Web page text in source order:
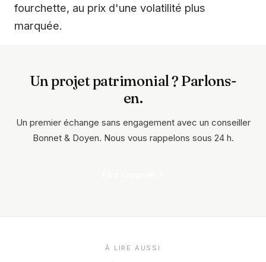
fourchette, au prix d'une volatilité plus
marquée.
Un projet patrimonial ? Parlons-
en.
Un premier échange sans engagement avec un conseiller
Bonnet & Doyen. Nous vous rappelons sous 24 h.
À LIRE AUSSI